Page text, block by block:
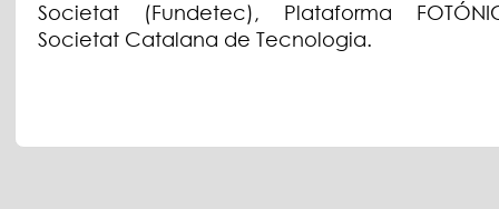
Societat (Fundetec), Plataforma
Societat Catalana de Tecnologia.